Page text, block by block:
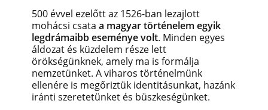
500 évvel ezelőtt az 1526-ban lezajlott
mohácsi csata a magyar történelem egyik
legdrámaibb eseménye volt. Minden egyes
áldozat és küzdelem része lett
örökségünknek, amely ma is formálja
nemzetünket. A viharos történelmünk
ellenére is megőriztük identitásunkat, hazánk
iránti szeretetünket és büszkeségünket.